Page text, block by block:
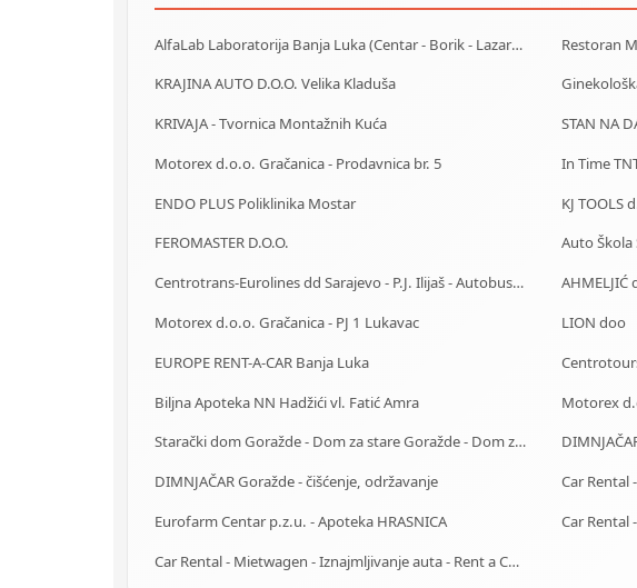
AlfaLab Laboratorija Banja Luka (Centar - Borik - Lazarevo) Restoran
KRAJINA AUTO D.O.O. Velika Kladuša
KRIVAJA - Tvornica Montažnih Kuća
STAN NA
Motorex d.o.o. Gračanica - Prodavnica br. 5
In Time
ENDO PLUS Poliklinika Mostar
KJ TOOLS
FEROMASTER D.O.O.
Centrotrans-Eurolines dd Sarajevo - P.J. Ilijaš - Autobuska stanica
Motorex d.o.o. Gračanica - PJ 1 Lukavac
LION doo
EUROPE RENT-A-CAR Banja Luka
Biljna Apoteka NN Hadžići vl. Fatić Amra
Motorex
Starački dom Goražde - Dom za stare Goražde - Dom za stara lica Goražde
DIMNJAČAR Goražde - čišćenje, održavanje
Eurofarm Centar p.z.u. - Apoteka HRASNICA
Car Rental - Mietwagen - Iznajmljivanje auta - Rent a Car Sarajevo